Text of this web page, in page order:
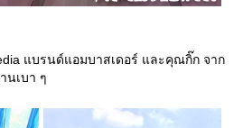
แบรนด์แอมบาสเดอร์ และคุณกิ๊ก จาก
นเบา ๆ